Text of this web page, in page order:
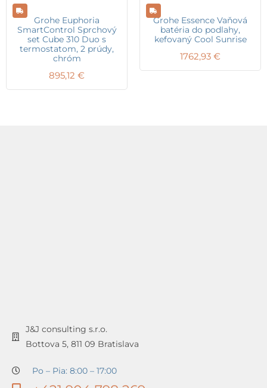
Grohe Euphoria
SmartControl Sprchový
set Cube 310 Duo s
termostatom, 2 prúdy,
chróm
895,12 €
Grohe Essence Vaňová
batéria do podlahy,
kefovaný Cool Sunrise
1762,93 €
J&J consulting s.r.o.
Bottova 5, 811 09 Bratislava
Po – Pia: 8:00 – 17:00